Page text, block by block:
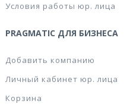
Условия работы юр. лица
PRAGMATIC ДЛЯ БИЗНЕСА
Добавить компанию
Личный кабинет юр. лица
Корзина